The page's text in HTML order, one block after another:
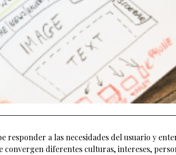
responder a las necesidades del usuario y
convergen diferentes culturas, intereses,